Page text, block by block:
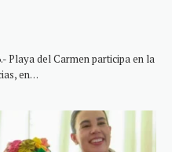
Playa del Carmen participa en la
en…